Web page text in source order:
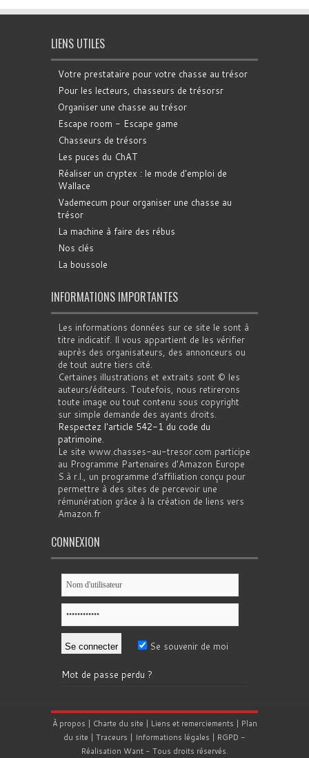
LIENS UTILES
Votre prestataire pour votre chasse au trésor
Pour les lecteurs, chasseurs de trésorsr
Organiser une chasse au trésor
Escape room - Escape game
Chasseurs de trésors
Les puces du ChAT
Réaliser un cryptex : le mode d'emploi de
Wallace
Vademecum pour organiser une chasse au
trésor
La machine à faire des rébus
Nos clés
La boussole
INFORMATIONS IMPORTANTES
Les informations données sur ce site le sont à
titre indicatif. Il vous appartient de les vérifier
auprès des organisateurs, des annonceurs ou
de tout autre tiers cité.
Certaines illustrations et extraits sont © les
auteurs/éditeurs. Toutefois, nous retirerons
toute image ou tout contenu sous copyright
sur simple demande des ayants droits.
Respectez l'article 542-1 du code du
patrimoine.
Le site www.chasses-au-tresor.com participe
au Programme Partenaires d’Amazon Europe
S.à r.l., un programme d’affiliation conçu pour
permettre à des sites de percevoir une
rémunération grâce à la création de liens vers
Amazon.fr
CONNEXION
Se souvenir de moi
Mot de passe perdu ?
À propos | Charte du site | Liens et remerciements | Plan
du site | Traceurs | Informations légales | RGPD -
Réalisation Want- Tous droits réservés.